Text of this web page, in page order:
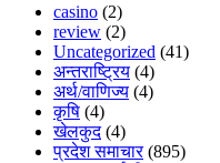
casino (2)
review (2)
Uncategorized (41)
अन्तराष्ट्रिय (4)
अर्थ/वाणिज्य (4)
कृषि (4)
खेलकुद(4)
प्रदेश समाचार(895)